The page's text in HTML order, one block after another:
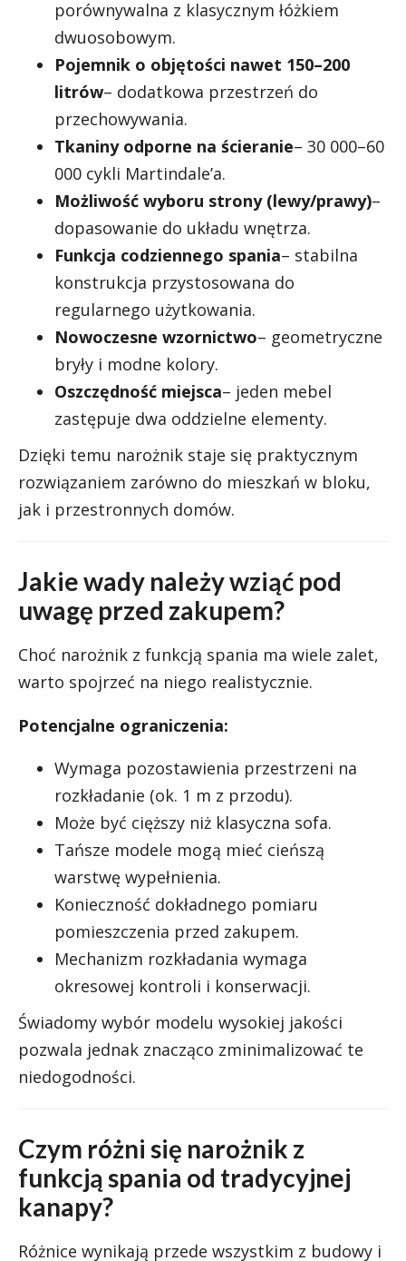
porównywalna z klasycznym łóżkiem
dwuosobowym.
Pojemnik o objętości nawet 150–200
litrów– dodatkowa przestrzeń do
przechowywania.
Tkaniny odporne na ścieranie– 30 000–60
000 cykli Martindale’a.
Możliwość wyboru strony (lewy/prawy)–
dopasowanie do układu wnętrza.
Funkcja codziennego spania– stabilna
konstrukcja przystosowana do
regularnego użytkowania.
Nowoczesne wzornictwo– geometryczne
bryły i modne kolory.
Oszczędność miejsca– jeden mebel
zastępuje dwa oddzielne elementy.
Dzięki temu narożnik staje się praktycznym
rozwiązaniem zarówno do mieszkań w bloku,
jak i przestronnych domów.
Jakie wady należy wziąć pod
uwagę przed zakupem?
Choć narożnik z funkcją spania ma wiele zalet,
warto spojrzeć na niego realistycznie.
Potencjalne ograniczenia:
Wymaga pozostawienia przestrzeni na
rozkładanie (ok. 1 m z przodu).
Może być cięższy niż klasyczna sofa.
Tańsze modele mogą mieć cieńszą
warstwę wypełnienia.
Konieczność dokładnego pomiaru
pomieszczenia przed zakupem.
Mechanizm rozkładania wymaga
okresowej kontroli i konserwacji.
Świadomy wybór modelu wysokiej jakości
pozwala jednak znacząco zminimalizować te
niedogodności.
Czym różni się narożnik z
funkcją spania od tradycyjnej
kanapy?
Różnice wynikają przede wszystkim z budowy i